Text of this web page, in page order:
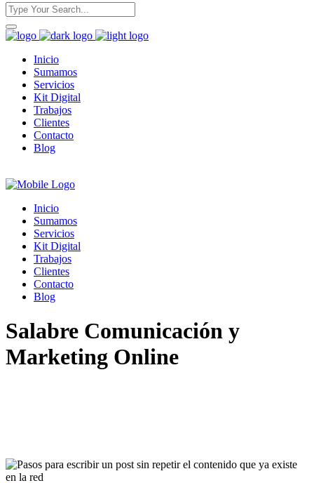
Inicio
Sumamos
Servicios
Kit Digital
Trabajos
Clientes
Contacto
Blog
Inicio
Sumamos
Servicios
Kit Digital
Trabajos
Clientes
Contacto
Blog
Salabre Comunicación y
Marketing Online